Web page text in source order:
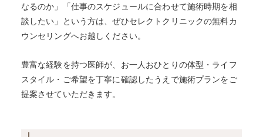
なるのか」「仕事のスケジュールに合わせて施術時期を相
談したい」という方は、ぜひセレクトクリニックの無料カ
ウンセリングへお越しください。
豊富な経験を持つ医師が、お一人おひとりの体型・ライフ
スタイル・ご希望を丁寧に確認したうえで施術プランをご
提案させていただきます。